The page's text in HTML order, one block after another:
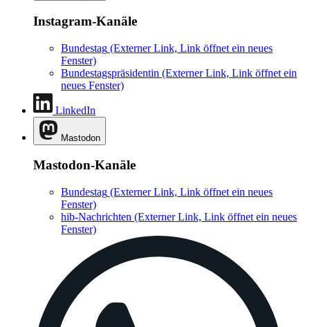
Instagram-Kanäle
Bundestag (Externer Link, Link öffnet ein neues
Fenster)
Bundestagspräsidentin (Externer Link, Link öffnet ein
neues Fenster)
LinkedIn
Mastodon
Mastodon-Kanäle
Bundestag (Externer Link, Link öffnet ein neues
Fenster)
hib-Nachrichten (Externer Link, Link öffnet ein neues
Fenster)